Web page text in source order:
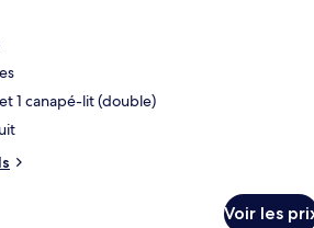
1 canapé-lit (double)
Voir les